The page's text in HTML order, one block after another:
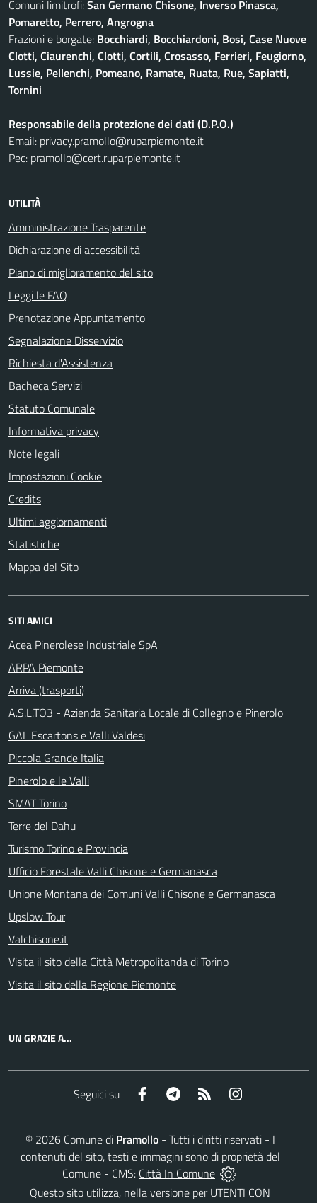
Comuni limitrofi:San Germano Chisone, Inverso Pinasca,
Pomaretto, Perrero, Angrogna
Frazioni e borgate: Bocchiardi, Bocchiardoni, Bosi, Case Nuove
Clotti, Ciaurenchi, Clotti, Cortili, Crosasso, Ferrieri, Feugiorno,
Lussie, Pellenchi, Pomeano, Ramate, Ruata, Rue, Sapiatti,
Tornini
Responsabile della protezione dei dati (D.P.O.)
Email: privacy.pramollo@ruparpiemonte.it
Pec: pramollo@cert.ruparpiemonte.it
UTILITÀ
Amministrazione Trasparente
Dichiarazione di accessibilità
Piano di miglioramento del sito
Leggi le FAQ
Prenotazione Appuntamento
Segnalazione Disservizio
Richiesta d'Assistenza
Bacheca Servizi
Statuto Comunale
Informativa privacy
Note legali
Impostazioni Cookie
Credits
Ultimi aggiornamenti
Statistiche
Mappa del Sito
SITI AMICI
Acea Pinerolese Industriale SpA
ARPA Piemonte
Arriva (trasporti)
A.S.L.TO3 - Azienda Sanitaria Locale di Collegno e Pinerolo
GAL Escartons e Valli Valdesi
Piccola Grande Italia
Pinerolo e le Valli
SMAT Torino
Terre del Dahu
Turismo Torino e Provincia
Ufficio Forestale Valli Chisone e Germanasca
Unione Montana dei Comuni Valli Chisone e Germanasca
Upslow Tour
Valchisone.it
Visita il sito della Città Metropolitanda di Torino
Visita il sito della Regione Piemonte
UN GRAZIE A...
Seguici su Facebook Telegram RSS
© 2026Comune di Pramollo- Tutti i diritti riservati - I
contenuti del sito, testi e immagini sono di proprietà del
Comune - CMS: Città In Comune
Questo sito utilizza, nella versione per UTENTI CON